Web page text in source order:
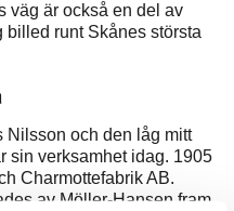
väg är också en del av
billed runt Skånes största
Nilsson och den låg mitt
sin verksamhet idag. 1905
Charmottefabrik AB.
av Möller-Hansen fram